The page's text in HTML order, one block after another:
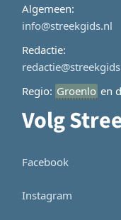
Algemeen:
info@streekgids.nl
Redactie:
Regio: Groenlo en
Volg
Facebook
Instagram